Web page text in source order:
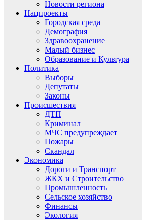
Новости региона
Нацпроекты
Городская среда
Демография
Здравоохранение
Малый бизнес
Образование и Культура
Политика
Выборы
Депутаты
Законы
Происшествия
ДТП
Криминал
МЧС предупреждает
Пожары
Скандал
Экономика
Дороги и Транспорт
ЖКХ и Строительство
Промышленность
Сельское хозяйство
Финансы
Экология